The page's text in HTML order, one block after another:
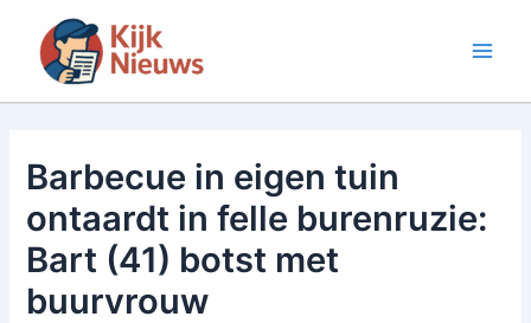
inhoud
Barbecue in eigen tuin
ontaardt in felle burenruzie:
Bart (41) botst met
buurvrouw